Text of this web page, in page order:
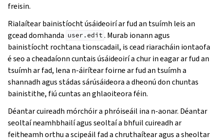
freisin.
Rialaítear bainistíocht úsáideoirí ar fud an tsuímh leis an
gcead domhanda user.edit . Murab ionann agus
bainistíocht rochtana tionscadail, is cead riaracháin iontaofa
é seo a cheadaíonn cuntais úsáideoirí a chur in eagar ar fud an
tsuímh ar fad, lena n-áirítear foirne ar fud an tsuímh a
shannadh agus stádas sárúsáideora a dheonú don chuntas
bainistithe, fiú cuntas an ghlaoiteora féin.
Déantar cuireadh mórchóir a phróiseáil ina n-aonar. Déantar
seoltaí neamhbhailí agus seoltaí a bhfuil cuireadh ar
feitheamh orthu a scipeáil fad a chruthaítear agus a sheoltar